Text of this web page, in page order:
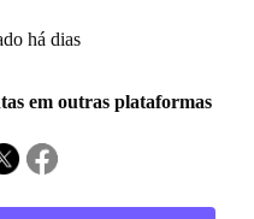
há dias
em outras plataformas